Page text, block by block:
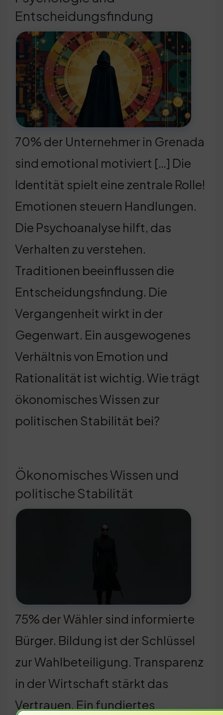
Entscheidungsfindung
70% der Unternehmer in Grenada
sind emotional motiviert […] Die
Identität spielt eine zentrale Rolle!
Emotionen steuern Handlungen.
Die Psychoanalyse hilft, das
Verhalten zu verstehen.
Traditionen beeinflussen die
Entscheidungsfindung. Die
Vergangenheit wirkt in der
Gegenwart. Ein ausgewogenes
Verhältnis von Emotion und
Rationalität ist wichtig. Wie trägt
ökonomisches Wissen zur
politischen Stabilität bei?
Ökonomisches Wissen und
politische Stabilität
75% der Wähler sind informierte
Bürger. Bildung ist der Schlüssel
zur Wahlbeteiligung. Transparenz
in der Wirtschaft stärkt das
Vertrauen. Ein fundiertes